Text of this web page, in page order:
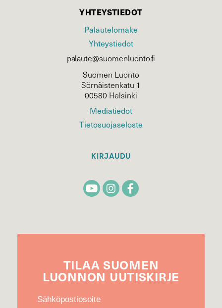
YHTEYSTIEDOT
Palautelomake
Yhteystiedot
palaute@suomenluonto.fi
Suomen Luonto
Sörnäistenkatu 1
00580 Helsinki
Mediatiedot
Tietosuojaseloste
KIRJAUDU
TILAA SUOMEN
LUONNON UUTIS­KIRJE
Sähköpostiosoite